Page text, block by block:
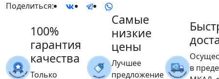
Поделиться:
100%
гарантия
качества
Только
Самые
низкие
цены
Лучшее
предложение
в